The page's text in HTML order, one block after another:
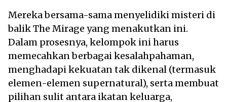
Mereka bersama-sama menyelidiki misteri di
balik The Mirage yang menakutkan ini.
Dalam prosesnya, kelompok ini harus
memecahkan berbagai kesalahpahaman,
menghadapi kekuatan tak dikenal (termasuk
elemen-elemen supernatural), serta membuat
pilihan sulit antara ikatan keluarga,